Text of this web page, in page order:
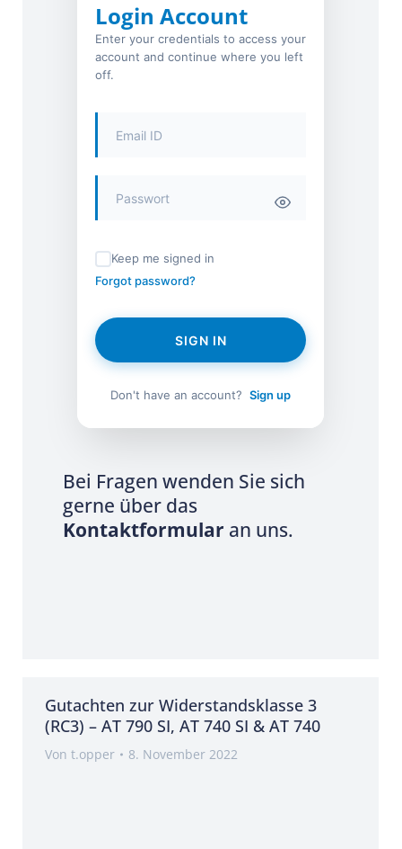
Login Account
Enter your credentials to access your
account and continue where you left
off.
Keep me signed in
Forgot password?
SIGN IN
Don't have an account? Sign up
Bei Fragen wenden Sie sich
gerne über das
Kontaktformular an uns.
Gutachten zur Widerstandsklasse 3
(RC3) – AT 790 SI, AT 740 SI & AT 740
Von t.opper 8. November 2022